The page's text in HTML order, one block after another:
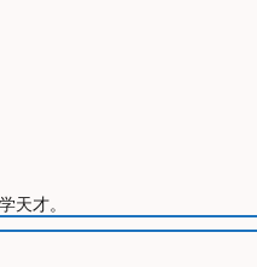
天才。